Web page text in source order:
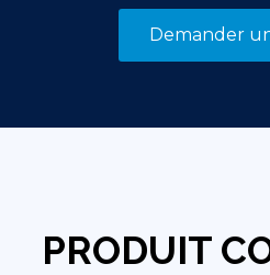
Demander
PRODUIT